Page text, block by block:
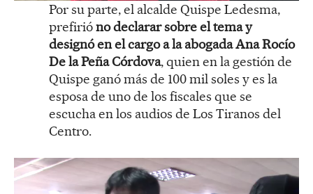
Por su parte, el alcalde Quispe Ledesma,
prefirióno declarar sobre el tema y
designó en el cargo a la abogada Ana Rocío
De la Peña Córdova, quien en la gestión de
Quispe ganó más de 100 mil soles y es la
esposa de uno de los fiscales que se
escucha en los audios de Los Tiranos del
Centro.